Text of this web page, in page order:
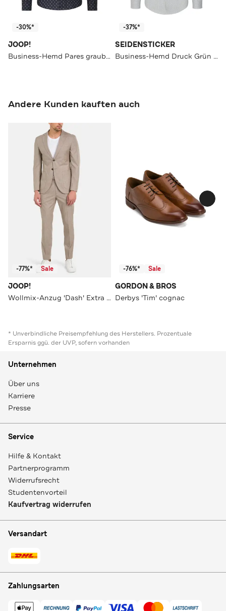
-30%*
JOOP!
Business-Hemd Pares graublau gemustert Slim Fit
-37%*
SEIDENSTICKER
Business-Hemd Druck Grün Slim Fit
Andere Kunden kauften auch
-77%* Sale
JOOP!
Wollmix-Anzug 'Dash' Extra Slim Fit
-76%* Sale
GORDON & BROS
Derbys 'Tim' cognac
* Unverbindliche Preisempfehlung des Herstellers. Prozentuale
Ersparnis ggü. der UVP, sofern vorhanden
Unternehmen
Über uns
Karriere
Presse
Service
Hilfe & Kontakt
Partnerprogramm
Widerrufsrecht
Studentenvorteil
Kaufvertrag widerrufen
Versandart
Zahlungsarten